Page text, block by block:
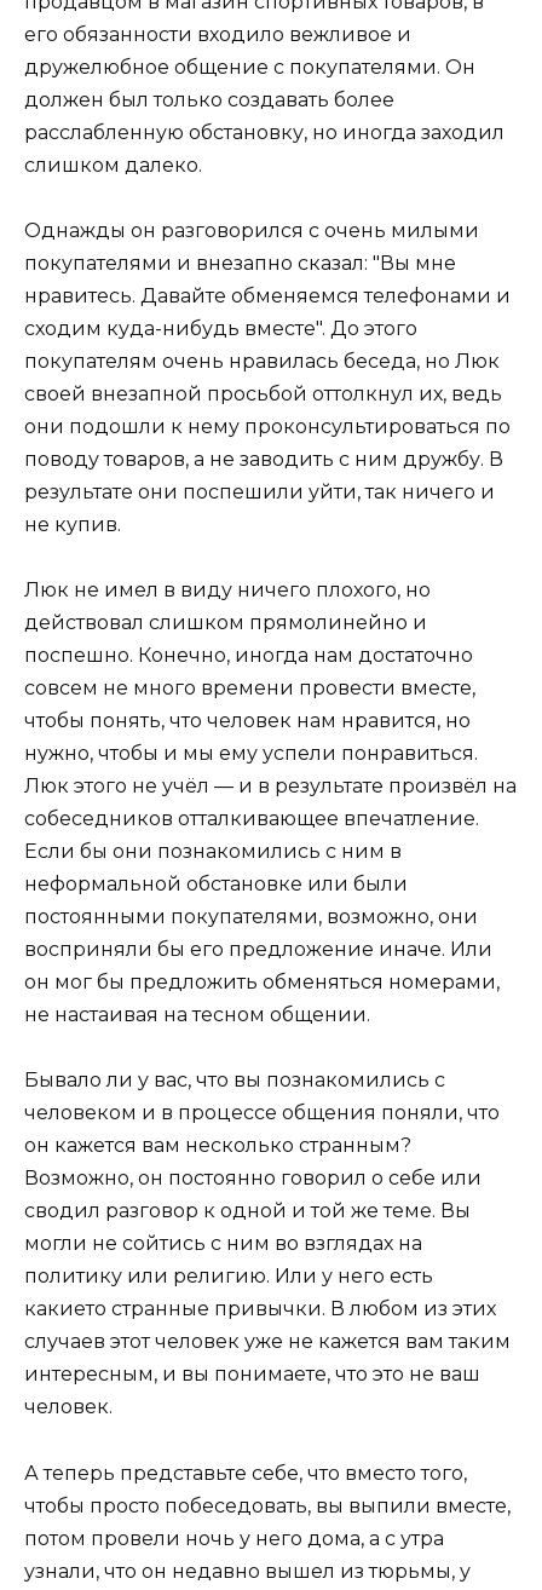
его обязанности входило вежливое и
дружелюбное общение с покупателями. Он
должен был только создавать более
расслабленную обстановку, но иногда заходил
слишком далеко.
Однажды он разговорился с очень милыми
покупателями и внезапно сказал: "Вы мне
нравитесь. Давайте обменяемся телефонами и
сходим куда-нибудь вместе". До этого
покупателям очень нравилась беседа, но Люк
своей внезапной просьбой оттолкнул их, ведь
они подошли к нему проконсультироваться по
поводу товаров, а не заводить с ним дружбу. В
результате они поспешили уйти, так ничего и
не купив.
Люк не имел в виду ничего плохого, но
действовал слишком прямолинейно и
поспешно. Конечно, иногда нам достаточно
совсем не много времени провести вместе,
чтобы понять, что человек нам нравится, но
нужно, чтобы и мы ему успели понравиться.
Люк этого не учёл — и в результате произвёл на
собеседников отталкивающее впечатление.
Если бы они познакомились с ним в
неформальной обстановке или были
постоянными покупателями, возможно, они
восприняли бы его предложение иначе. Или
он мог бы предложить обменяться номерами,
не настаивая на тесном общении.
Бывало ли у вас, что вы познакомились с
человеком и в процессе общения поняли, что
он кажется вам несколько странным?
Возможно, он постоянно говорил о себе или
сводил разговор к одной и той же теме. Вы
могли не сойтись с ним во взглядах на
политику или религию. Или у него есть
какието странные привычки. В любом из этих
случаев этот человек уже не кажется вам таким
интересным, и вы понимаете, что это не ваш
человек.
А теперь представьте себе, что вместо того,
чтобы просто побеседовать, вы выпили вместе,
потом провели ночь у него дома, а с утра
узнали, что он недавно вышел из тюрьмы, у